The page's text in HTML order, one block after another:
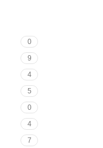
0
9
4
5
0
4
7